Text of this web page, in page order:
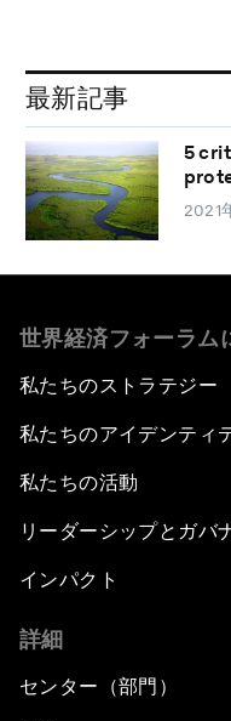
最新記事
5
2021
世界経済フォーラム
私たちのストラテジー
私たちのアイデンティ
私たちの活動
リーダーシップとガバ
インパクト
詳細
センター（部門）